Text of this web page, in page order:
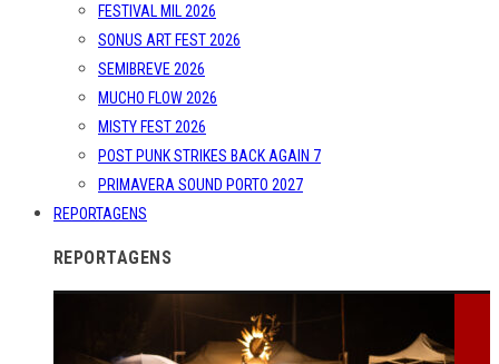
FESTIVAL MIL 2026
SONUS ART FEST 2026
SEMIBREVE 2026
MUCHO FLOW 2026
MISTY FEST 2026
POST PUNK STRIKES BACK AGAIN 7
PRIMAVERA SOUND PORTO 2027
REPORTAGENS
REPORTAGENS